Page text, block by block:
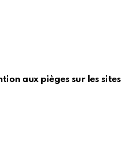
aux pièges sur les sites